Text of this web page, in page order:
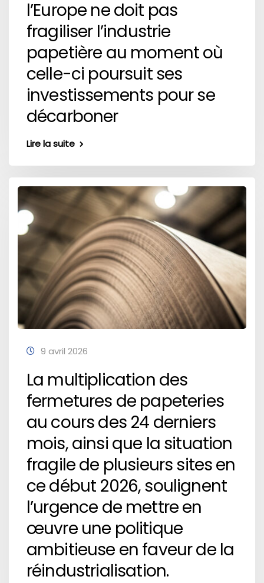
l’Europe ne doit pas
fragiliser l’industrie
papetière au moment où
celle-ci poursuit ses
investissements pour se
décarboner
Lire la suite
9 avril 2026
La multiplication des
fermetures de papeteries
au cours des 24 derniers
mois, ainsi que la situation
fragile de plusieurs sites en
ce début 2026, soulignent
l’urgence de mettre en
œuvre une politique
ambitieuse en faveur de la
réindustrialisation.